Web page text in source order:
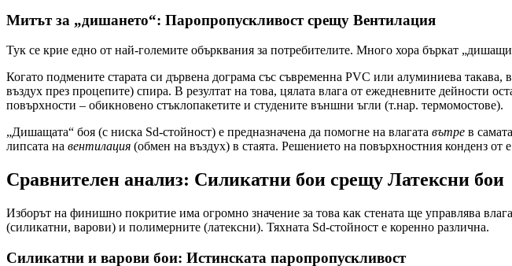
Митът за „дишането“: Паропропускливост срещу Вентилация
Тук се крие едно от най-големите обърквания за потребителите. Много хора бъркат
Когато подмените старата си дървена дограма със съвременна PVC или алуминиева такава,
въздух през процепите) спира. В резултат на това, цялата влага от ежедневните дейности
повърхности – обикновено стъклопакетите и студените външни ъгли (т.нар. термомостове).
„Дишащата“ боя (с ниска Sd-стойност) е предназначена да помогне на влагата вътре в
липсата на вентилация (обмен на въздух) в стаята. Решението на повърхностния конденз от
Сравнителен анализ: Силикатни бои срещу Латексни бои
Изборът на финишно покритие има огромно значение за това как стената ще управлява
(силикатни, варови) и полимерните (латексни). Тяхната Sd-стойност е коренно различна.
Силикатни и варови бои: Истинската паропропускливост